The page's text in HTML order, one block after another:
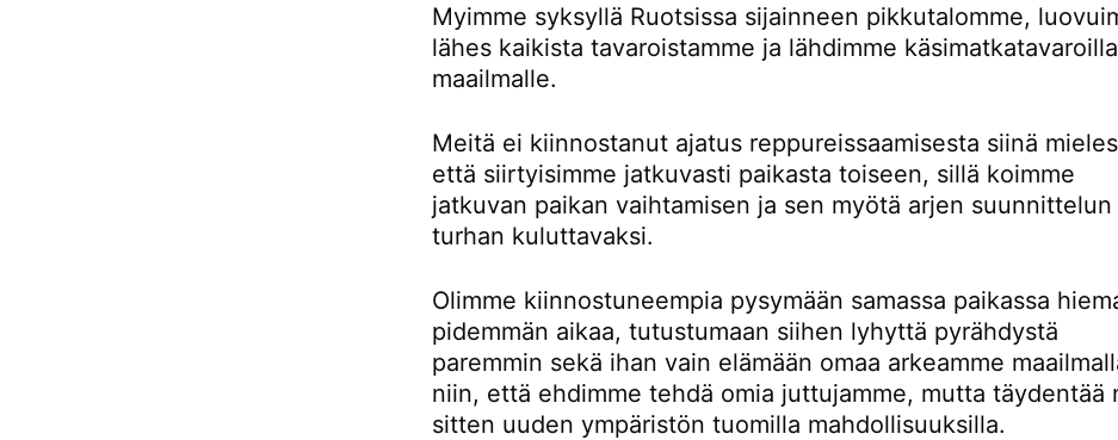
Myimme syksyllä Ruotsissa sijainneen pikkutalomme,
lähes kaikista tavaroistamme ja lähdimme käsimatkatavaroilla
maailmalle.
Meitä ei kiinnostanut ajatus reppureissaamisesta siinä
että siirtyisimme jatkuvasti paikasta toiseen, sillä koimme
jatkuvan paikan vaihtamisen ja sen myötä arjen suunnittelun
turhan kuluttavaksi.
Olimme kiinnostuneempia pysymään samassa paikassa
pidemmän aikaa, tutustumaan siihen lyhyttä pyrähdystä
paremmin sekä ihan vain elämään omaa arkeamme
niin, että ehdimme tehdä omia juttujamme, mutta täydentää
sitten uuden ympäristön tuomilla mahdollisuuksilla.